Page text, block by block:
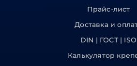
Прайс-лист
Доставка и
DIN | ГОСТ | ISO
Калькулятор